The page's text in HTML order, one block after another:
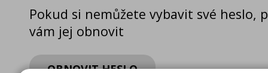
Pokud si nemůžete vybavit své heslo,
vám jej obnovit
OBNOVIT HESLO